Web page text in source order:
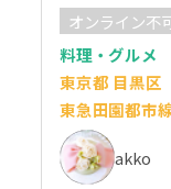
オンライン不
料理・グルメ
東京都 目黒区
東急田園都市
akko